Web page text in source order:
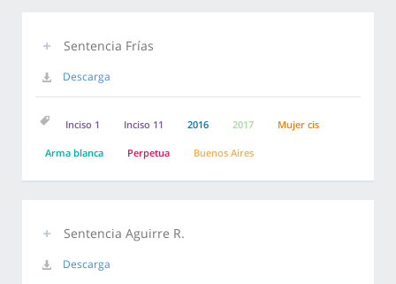
Sentencia Frías
Descarga
Inciso 1 Inciso 11 2016 2017 Mujer cis
Arma blanca Perpetua Buenos Aires
Sentencia Aguirre R.
Descarga